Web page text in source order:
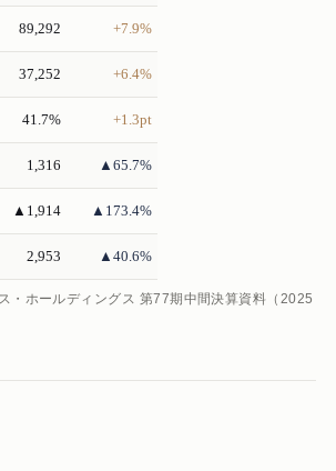
89,292 +7.9%
37,252 +6.4%
41.7% +1.3pt
1,316 ▲65.7%
▲1,914 ▲173.4%
2,953 ▲40.6%
・ホールディングス 第77期中間決算資料（2025